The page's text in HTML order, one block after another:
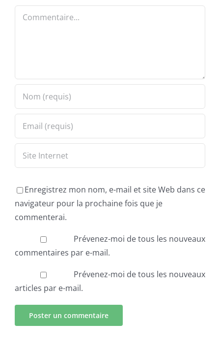
Commentaire
Enregistrez mon nom, e-mail et site Web dans ce
navigateur pour la prochaine fois que je
commenterai.
Prévenez-moi de tous les nouveaux
commentaires par e-mail.
Prévenez-moi de tous les nouveaux
articles par e-mail.